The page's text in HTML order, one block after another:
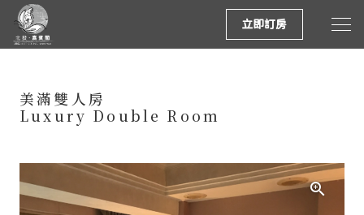
立即訂房
美滿雙人房
Luxury Double Room